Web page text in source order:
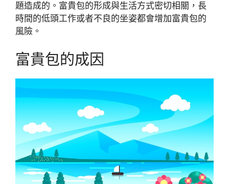
題造成的。富貴包的形成與生活方式密切相關，長
時間的低頭工作或者不良的坐姿都會增加富貴包的
風險。
富貴包的成因